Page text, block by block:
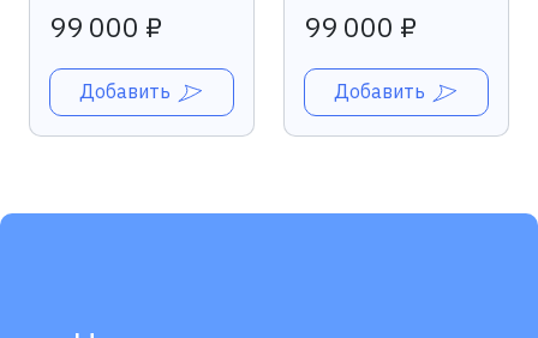
99 000 ₽
Добавить
99 000 ₽
Добавить